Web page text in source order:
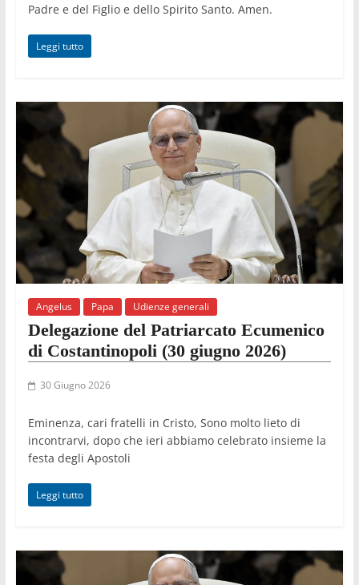
Padre e del Figlio e dello Spirito Santo. Amen.
Leggi tutto
Angelus Papa Udienze generali
Delegazione del Patriarcato Ecumenico
di Costantinopoli (30 giugno 2026)
30 Giugno 2026
Eminenza, cari fratelli in Cristo, Sono molto lieto di
incontrarvi, dopo che ieri abbiamo celebrato insieme la
festa degli Apostoli
Leggi tutto